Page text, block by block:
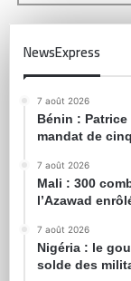
NewsExpress
7 août 2026
Bénin :
mandat de
7 août 2026
Mali : 300
l’Azawad
7 août 2026
Nigéria : le
solde des